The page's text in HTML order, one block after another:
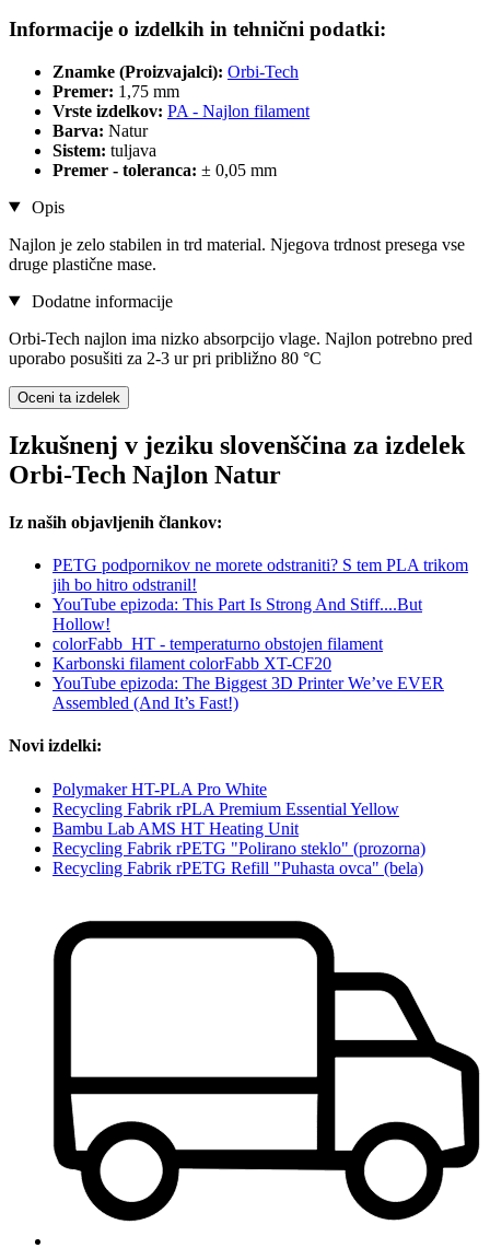
Informacije o izdelkih in tehnični podatki:
Znamke (Proizvajalci): Orbi-Tech
Premer: 1,75 mm
Vrste izdelkov: PA - Najlon filament
Barva: Natur
Sistem: tuljava
Premer - toleranca: ± 0,05 mm
Opis
Najlon je zelo stabilen in trd material. Njegova trdnost presega vse
druge plastične mase.
Dodatne informacije
Orbi-Tech najlon ima nizko absorpcijo vlage. Najlon potrebno pred
uporabo posušiti za 2-3 ur pri približno 80 °C
Oceni ta izdelek
Izkušnenj v jeziku slovenščina za izdelek
Orbi-Tech Najlon Natur
Iz naših objavljenih člankov:
PETG podpornikov ne morete odstraniti? S tem PLA trikom
jih bo hitro odstranil!
YouTube epizoda: This Part Is Strong And Stiff....But
Hollow!
colorFabb_HT - temperaturno obstojen filament
Karbonski filament colorFabb XT-CF20
YouTube epizoda: The Biggest 3D Printer We’ve EVER
Assembled (And It’s Fast!)
Novi izdelki:
Polymaker HT-PLA Pro White
Recycling Fabrik rPLA Premium Essential Yellow
Bambu Lab AMS HT Heating Unit
Recycling Fabrik rPETG "Polirano steklo" (prozorna)
Recycling Fabrik rPETG Refill "Puhasta ovca" (bela)